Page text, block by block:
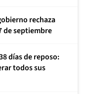
rechaza
de septiembre
días de reposo:
todos sus